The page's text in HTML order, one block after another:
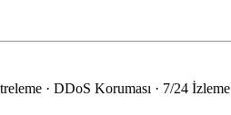
· DDoS Koruması · 7/24 İzleme